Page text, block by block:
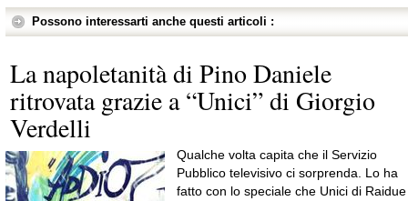
Possono interessarti anche questi articoli :
La napoletanità di Pino Daniele
ritrovata grazie a “Unici” di Giorgio
Verdelli
Qualche volta capita che il Servizio
Pubblico televisivo ci sorprenda. Lo ha
fatto con lo speciale che Unici di Raidue